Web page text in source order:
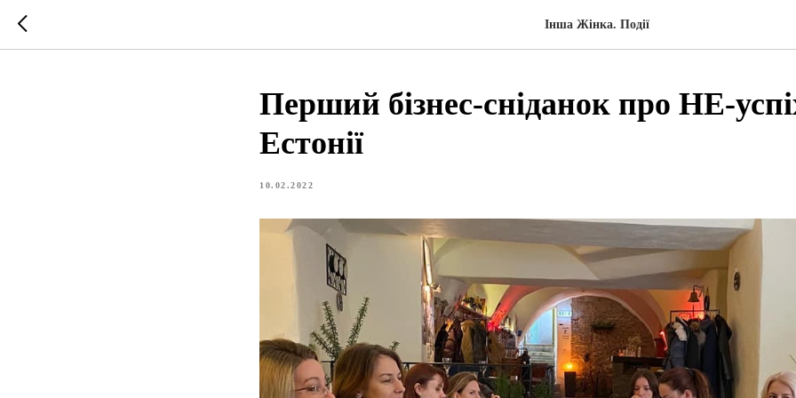
Інша Жінка. Події
Перший бізнес-сніданок про НЕ-
Естонії
10.02.2022